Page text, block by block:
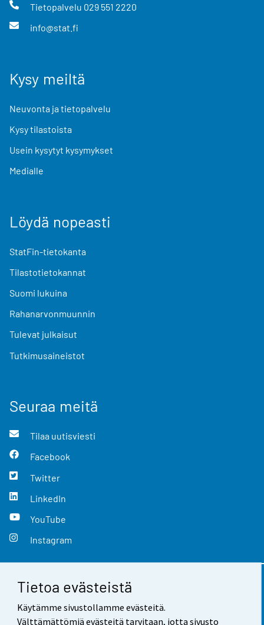
Tietoa evästeistä
Käytämme sivustollamme evästeitä.
Välttämättömiä evästeitä tarvitaan, jotta sivusto
Tietopalvelu 029 551 2220
info@stat.fi
Kysy meiltä
Neuvonta ja tietopalvelu
Kysy tilastoista
Usein kysytyt kysymykset
Medialle
Löydä nopeasti
StatFin-tietokanta
Tilastotietokannat
Suomi lukuina
Rahanarvonmuunnin
Tulevat julkaisut
Tutkimusaineistot
Seuraa meitä
Tilaa uutisviesti
Facebook
Twitter
LinkedIn
YouTube
Instagram
Yhteystiedot
Palaute